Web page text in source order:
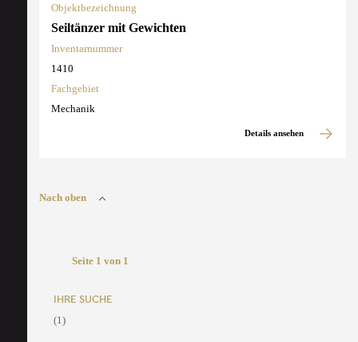
Objektbezeichnung
Seiltänzer mit Gewichten
Inventarnummer
1410
Fachgebiet
Mechanik
Details ansehen
Nach oben
Seite 1 von 1
IHRE SUCHE
(1)